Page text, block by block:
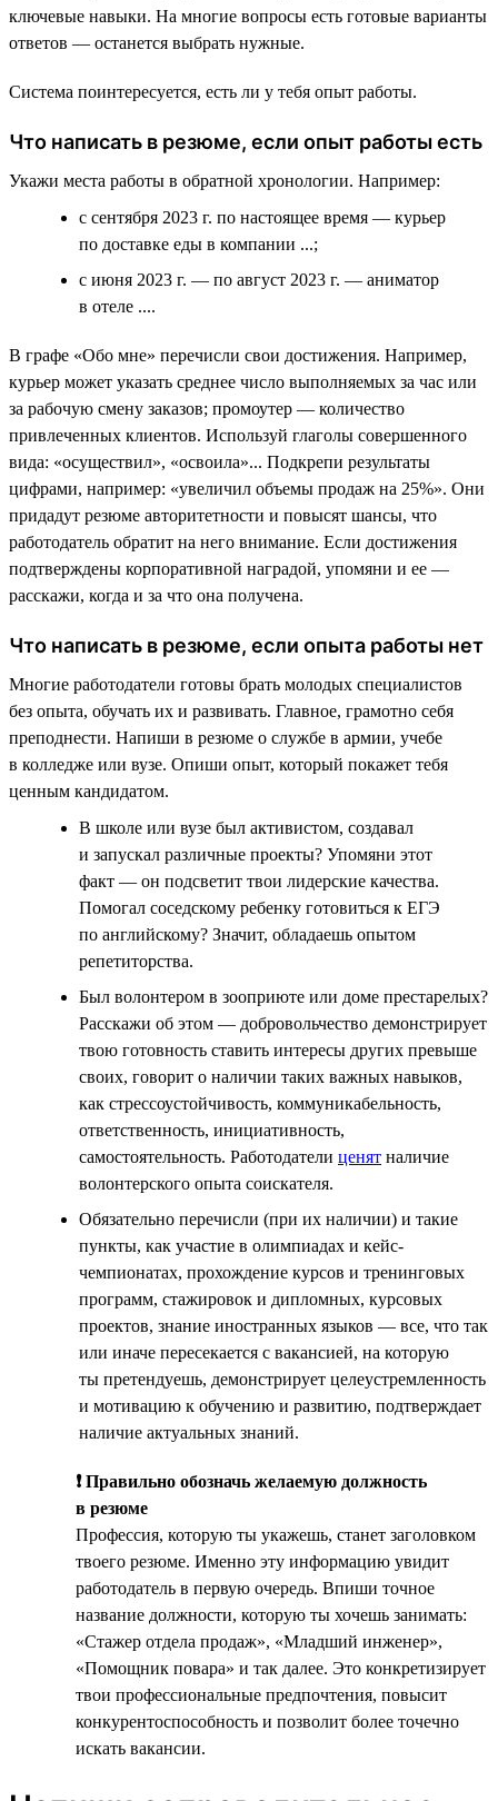
ключевые навыки. На многие вопросы есть готовые варианты
ответов — останется выбрать нужные.
Система поинтересуется, есть ли у тебя опыт работы.
Что написать в резюме, если опыт работы есть
Укажи места работы в обратной хронологии. Например:
с сентября 2023 г. по настоящее время — курьер
по доставке еды в компании ...;
с июня 2023 г. — по август 2023 г. — аниматор
в отеле ....
В графе «Обо мне» перечисли свои достижения. Например,
курьер может указать среднее число выполняемых за час или
за рабочую смену заказов; промоутер — количество
привлеченных клиентов. Используй глаголы совершенного
вида: «осуществил», «освоила»... Подкрепи результаты
цифрами, например: «увеличил объемы продаж на 25%». Они
придадут резюме авторитетности и повысят шансы, что
работодатель обратит на него внимание. Если достижения
подтверждены корпоративной наградой, упомяни и ее —
расскажи, когда и за что она получена.
Что написать в резюме, если опыта работы нет
Многие работодатели готовы брать молодых специалистов
без опыта, обучать их и развивать. Главное, грамотно себя
преподнести. Напиши в резюме о службе в армии, учебе
в колледже или вузе. Опиши опыт, который покажет тебя
ценным кандидатом.
В школе или вузе был активистом, создавал
и запускал различные проекты? Упомяни этот
факт — он подсветит твои лидерские качества.
Помогал соседскому ребенку готовиться к ЕГЭ
по английскому? Значит, обладаешь опытом
репетиторства.
Был волонтером в зооприюте или доме престарелых?
Расскажи об этом — добровольчество демонстрирует
твою готовность ставить интересы других превыше
своих, говорит о наличии таких важных навыков,
как стрессоустойчивость, коммуникабельность,
ответственность, инициативность,
самостоятельность. Работодатели ценят наличие
волонтерского опыта соискателя.
Обязательно перечисли (при их наличии) и такие
пункты, как участие в олимпиадах и кейс-
чемпионатах, прохождение курсов и тренинговых
программ, стажировок и дипломных, курсовых
проектов, знание иностранных языков — все, что так
или иначе пересекается с вакансией, на которую
ты претендуешь, демонстрирует целеустремленность
и мотивацию к обучению и развитию, подтверждает
наличие актуальных знаний.
❗ Правильно обозначь желаемую должность
в резюме
Профессия, которую ты укажешь, станет заголовком
твоего резюме. Именно эту информацию увидит
работодатель в первую очередь. Впиши точное
название должности, которую ты хочешь занимать:
«Стажер отдела продаж», «Младший инженер»,
«Помощник повара» и так далее. Это конкретизирует
твои профессиональные предпочтения, повысит
конкурентоспособность и позволит более точечно
искать вакансии.